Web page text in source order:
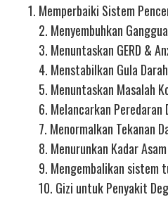
Memperbaiki Sistem
2. Menyembuhkan
3. Menuntaskan GERD &
4. Menstabilkan Gula
5. Menuntaskan Masalah
6. Melancarkan Peredaran
7. Menormalkan Tekanan
8. Menurunkan Kadar
9. Mengembalikan sistem
10. Gizi untuk Penyakit